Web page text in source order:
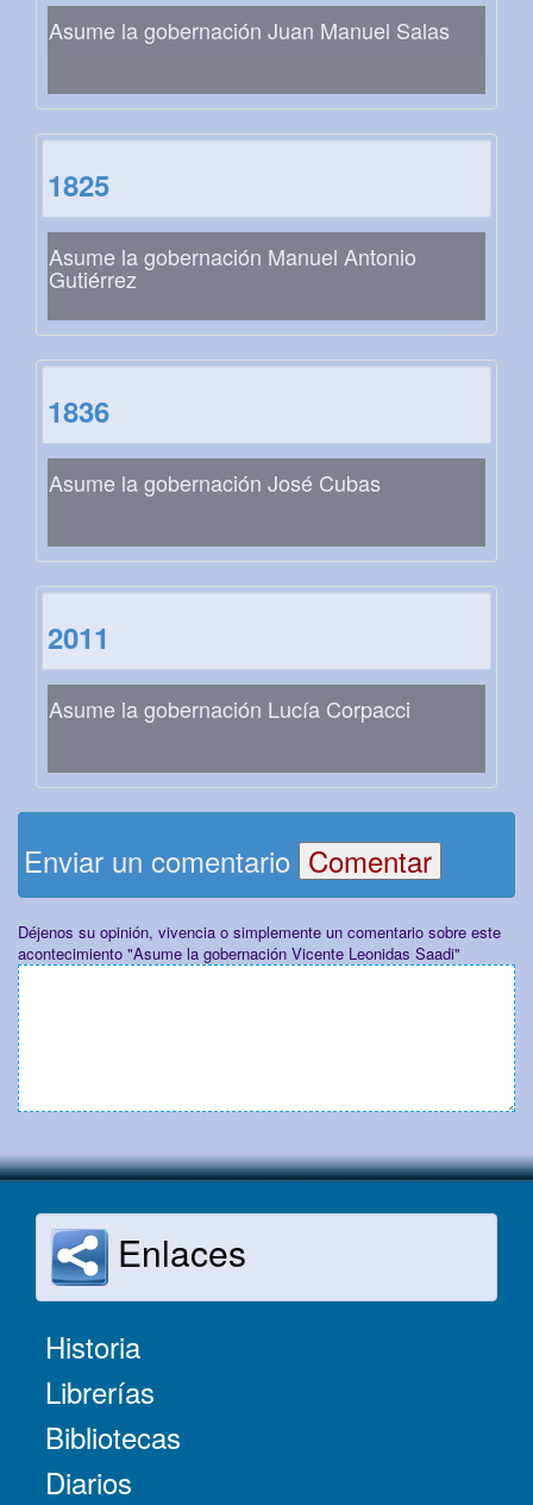
Asume la gobernación Juan Manuel Salas
1825
Asume la gobernación Manuel Antonio
Gutiérrez
1836
Asume la gobernación José Cubas
2011
Asume la gobernación Lucía Corpacci
Enviar un comentario
Déjenos su opinión, vivencia o simplemente un comentario sobre este
acontecimiento "Asume la gobernación Vicente Leonidas Saadi"
Enlaces
Historia
Librerías
Bibliotecas
Diarios